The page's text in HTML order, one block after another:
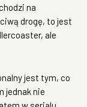
na
drogę, to jest
ale
jest tym, co
jednak nie